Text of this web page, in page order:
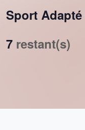
Sport Adapté
7 restant(s)